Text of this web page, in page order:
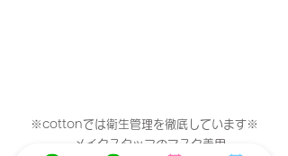
※cottonでは衛生管理を徹底しています※
・メイクスタッフのマスク着用